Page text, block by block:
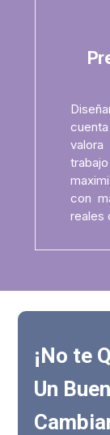
con
reales
¡No te
Un